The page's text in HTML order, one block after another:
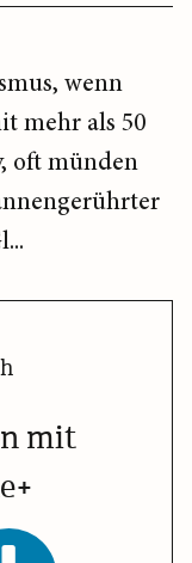
wenn
mehr als 50
oft münden
mit